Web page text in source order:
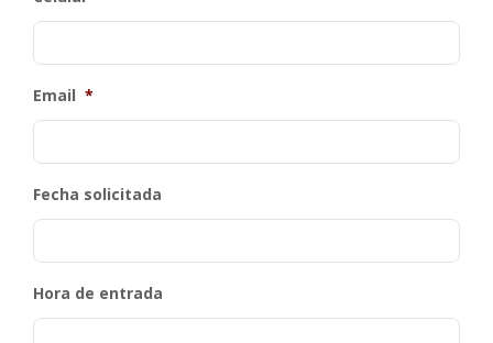
Email *
Fecha solicitada
Hora de entrada